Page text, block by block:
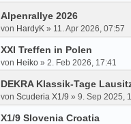
Alpenrallye 2026
von HardyK » 11. Apr 2026, 07:57
XXI Treffen in Polen
von Heiko » 2. Feb 2026, 17:41
DEKRA Klassik-Tage
von Scuderia X1/9 » 9. Sep 2025,
X1/9 Slovenia Croatia